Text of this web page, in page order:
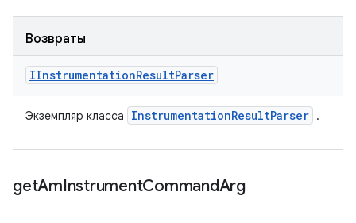
Возвраты
IInstrumentationResultParser
Экземпляр класса InstrumentationResultParser .
getAmInstrumentCommandArg